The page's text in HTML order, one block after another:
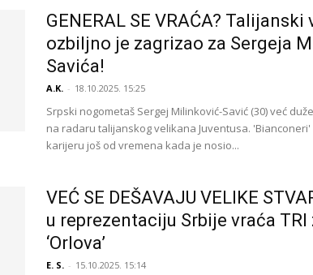
GENERAL SE VRAĆA? Talijanski
ozbiljno je zagrizao za Sergeja
Savića!
A.K. - 18.10.2025. 15:25
Srpski nogometaš Sergej Milinković-Savić (30) već
na radaru talijanskog velikana Juventusa.
karijeru još od vremena kada je nosio...
VEĆ SE DEŠAVAJU VELIKE
u reprezentaciju Srbije vraća TRI
‘Orlova’
E. S. - 15.10.2025. 15:14